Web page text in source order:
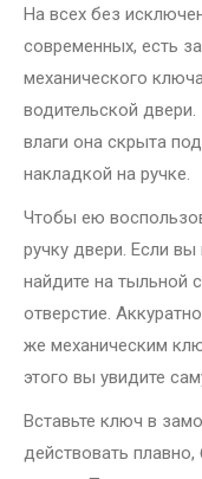
На всех без
современных, есть
механического
водительской
влаги она скрыта
накладкой на ручке.
Чтобы ею
ручку двери. Если
найдите на тыльной
отверстие.
же механическим
этого вы увидите
Вставьте ключ в
действовать